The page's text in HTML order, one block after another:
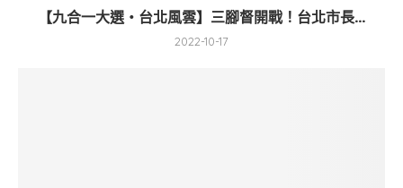
【九合一大選・台北風雲】三腳督開戰！台北市長...
2022-10-17